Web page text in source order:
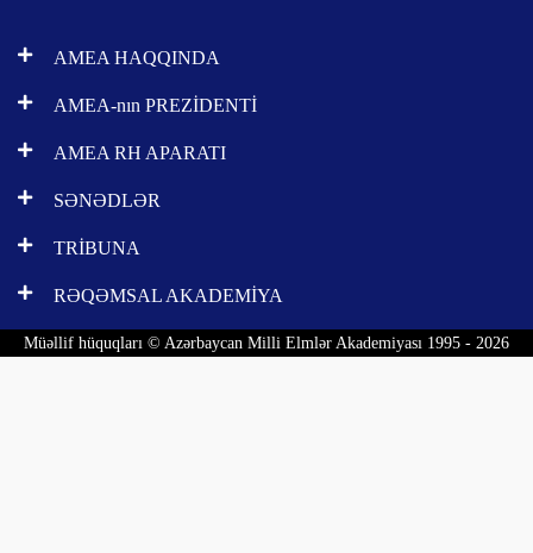
AMEA HAQQINDA
AMEA-nın PREZİDENTİ
AMEA RH APARATI
SƏNƏDLƏR
TRİBUNA
RƏQƏMSAL AKADEMİYA
Müəllif hüquqları © Azərbaycan Milli Elmlər Akademiyası 1995 - 2026